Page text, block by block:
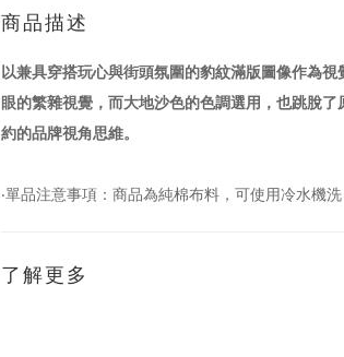
商品描述
以兼具穿搭玩心與街頭氛圍的豹紋滿版圖像作為
眼的繁雜視覺，而大地沙色的色調選用，也跳脫
約的品牌視角思維。
‧單品注意事項：商品為純棉布料，可使用冷水機
了解更多